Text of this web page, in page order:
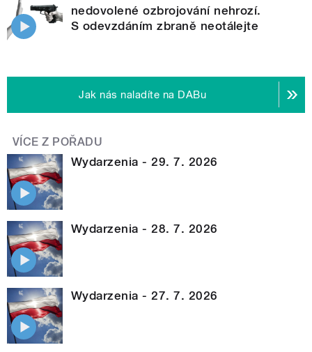
nedovolené ozbrojování nehrozí.
S odevzdáním zbraně neotálejte
Jak nás naladíte na DABu
VÍCE Z POŘADU
Wydarzenia - 29. 7. 2026
Wydarzenia - 28. 7. 2026
Wydarzenia - 27. 7. 2026